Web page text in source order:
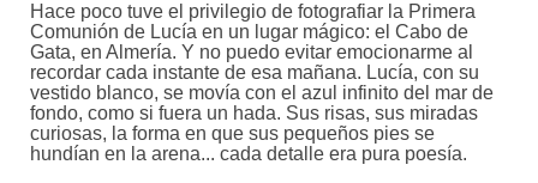
Hace poco tuve el privilegio de fotografiar la Primera
Comunión de Lucía en un lugar mágico: el Cabo de
Gata, en Almería. Y no puedo evitar emocionarme al
recordar cada instante de esa mañana. Lucía, con su
vestido blanco, se movía con el azul infinito del mar de
fondo, como si fuera un hada. Sus risas, sus miradas
curiosas, la forma en que sus pequeños pies se
hundían en la arena... cada detalle era pura poesía.